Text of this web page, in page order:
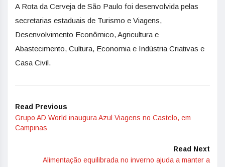
A Rota da Cerveja de São Paulo foi desenvolvida pelas
secretarias estaduais de Turismo e Viagens,
Desenvolvimento Econômico, Agricultura e
Abastecimento, Cultura, Economia e Indústria Criativas e
Casa Civil.
Read Previous
Grupo AD World inaugura Azul Viagens no Castelo, em
Campinas
Read Next
Alimentação equilibrada no inverno ajuda a manter a